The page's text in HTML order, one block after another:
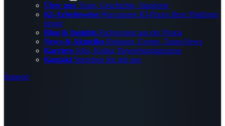
Über uns Team, Geschichte, Standorte
KI-Arbeitsweise Was unsere KI-Praxis Ihrer Plattform
bringt
Blog & Insights Fachwissen aus der Praxis
News & Aktuelles Releases, Events, Team-News
Karriere Jobs, Kultur, Bewerbungsprozess
Kontakt Sprechen Sie mit uns
Support